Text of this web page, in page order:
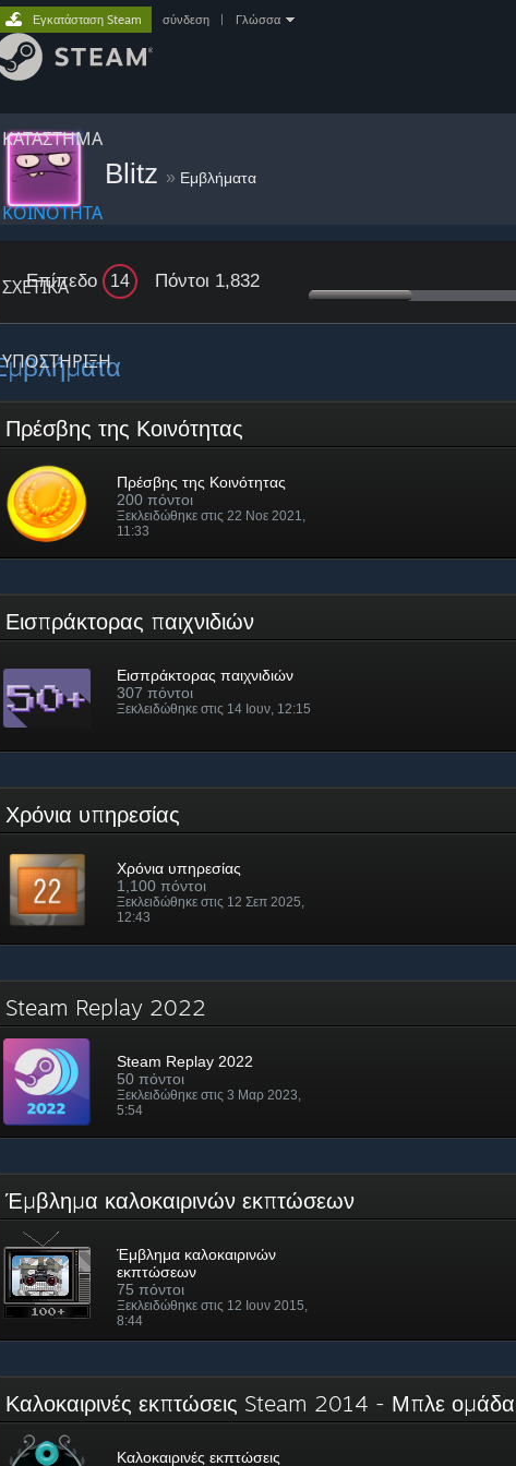
ΚΑΤΑΣΤΗΜΑ
ΚΟΙΝΟΤΗΤΑ
ΣΧΕΤΙΚΆ
ΥΠΟΣΤΗΡΙΞΗ
Εγκατάσταση Steam σύνδεση Γλώσσα
Blitz » Εμβλήματα
Επίπεδο 14 Πόντοι 1,832
Πρέσβης της Κοινότητας
Πρέσβης της Κοινότητας
200 πόντοι
Ξεκλειδώθηκε στις 22 Νοε 2021,
11:33
Εισπράκτορας παιχνιδιών
Εισπράκτορας παιχνιδιών
307 πόντοι
Ξεκλειδώθηκε στις 14 Ιουν, 12:15
Χρόνια υπηρεσίας
Χρόνια υπηρεσίας
1,100 πόντοι
Ξεκλειδώθηκε στις 12 Σεπ 2025,
12:43
Steam Replay 2022
Steam Replay 2022
50 πόντοι
Ξεκλειδώθηκε στις 3 Μαρ 2023,
5:54
Έμβλημα καλοκαιρινών εκπτώσεων
Έμβλημα καλοκαιρινών
εκπτώσεων
75 πόντοι
Ξεκλειδώθηκε στις 12 Ιουν 2015,
8:44
Καλοκαιρινές εκπτώσεις Steam 2014 - Μπλε ομάδα
Καλοκαιρινές εκπτώσεις